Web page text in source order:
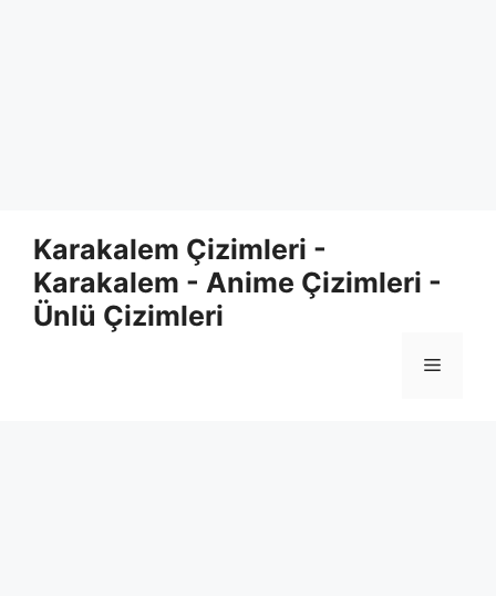
content
Karakalem Çizimleri -
Karakalem - Anime Çizimleri -
Ünlü Çizimleri
Menu